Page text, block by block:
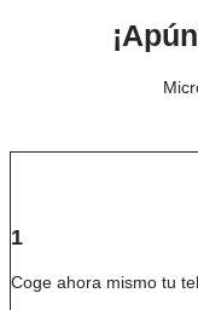
1
Coge ahora mismo tu